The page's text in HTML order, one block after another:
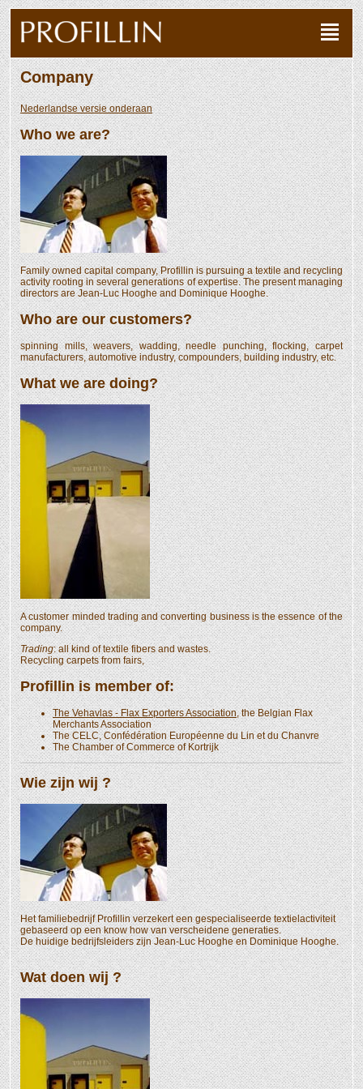
Company
Nederlandse versie onderaan
Who we are?
Family owned capital company, Profillin is pursuing a textile and recycling
activity rooting in several generations of expertise. The present managing
directors are Jean-Luc Hooghe and Dominique Hooghe.
Who are our customers?
spinning mills, weavers, wadding, needle punching, flocking, carpet
manufacturers, automotive industry, compounders, building industry, etc.
What we are doing?
A customer minded trading and converting business is the essence of the
company.
Trading: all kind of textile fibers and wastes.
Recycling carpets from fairs,
Profillin is member of:
The Vehavlas - Flax Exporters Association, the Belgian Flax
Merchants Association
The CELC, Confédération Européenne du Lin et du Chanvre
The Chamber of Commerce of Kortrijk
Wie zijn wij ?
Het familiebedrijf Profillin verzekert een gespecialiseerde textielactiviteit
gebaseerd op een know how van verscheidene generaties.
De huidige bedrijfsleiders zijn Jean-Luc Hooghe en Dominique Hooghe.
Wat doen wij ?